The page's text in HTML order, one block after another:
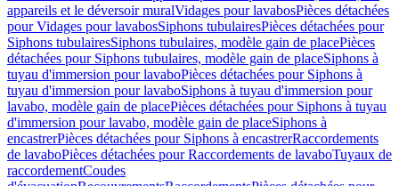
appareils et le déversoir muralVidages pour lavabosPièces détachées
pour Vidages pour lavabosSiphons tubulairesPièces détachées pour
Siphons tubulairesSiphons tubulaires, modèle gain de placePièces
détachées pour Siphons tubulaires, modèle gain de placeSiphons à
tuyau d'immersion pour lavaboPièces détachées pour Siphons à
tuyau d'immersion pour lavaboSiphons à tuyau d'immersion pour
lavabo, modèle gain de placePièces détachées pour Siphons à tuyau
d'immersion pour lavabo, modèle gain de placeSiphons à
encastrerPièces détachées pour Siphons à encastrerRaccordements
de lavaboPièces détachées pour Raccordements de lavaboTuyaux de
raccordementCoudes